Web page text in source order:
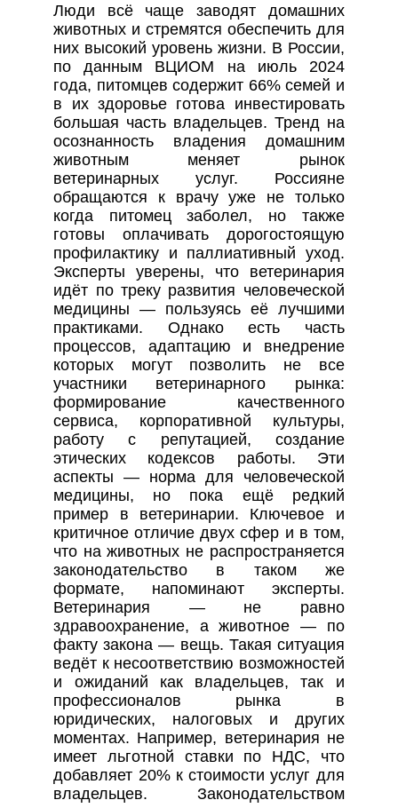
Люди всё чаще заводят домашних
животных и стремятся обеспечить для
них высокий уровень жизни. В России,
по данным ВЦИОМ на июль 2024
года, питомцев содержит 66% семей и
в их здоровье готова инвестировать
большая часть владельцев. Тренд на
осознанность владения домашним
животным меняет рынок
ветеринарных услуг. Россияне
обращаются к врачу уже не только
когда питомец заболел, но также
готовы оплачивать дорогостоящую
профилактику и паллиативный уход.
Эксперты уверены, что ветеринария
идёт по треку развития человеческой
медицины — пользуясь её лучшими
практиками. Однако есть часть
процессов, адаптацию и внедрение
которых могут позволить не все
участники ветеринарного рынка:
формирование качественного
сервиса, корпоративной культуры,
работу с репутацией, создание
этических кодексов работы. Эти
аспекты — норма для человеческой
медицины, но пока ещё редкий
пример в ветеринарии. Ключевое и
критичное отличие двух сфер и в том,
что на животных не распространяется
законодательство в таком же
формате, напоминают эксперты.
Ветеринария — не равно
здравоохранение, а животное — по
факту закона — вещь. Такая ситуация
ведёт к несоответствию возможностей
и ожиданий как владельцев, так и
профессионалов рынка в
юридических, налоговых и других
моментах. Например, ветеринария не
имеет льготной ставки по НДС, что
добавляет 20% к стоимости услуг для
владельцев. Законодательством